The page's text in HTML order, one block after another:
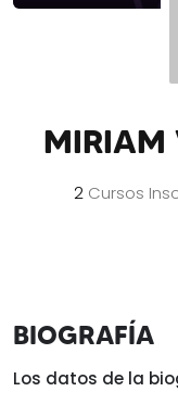
MIRIAM
2Cursos
BIOGRAFÍA
Los datos de la